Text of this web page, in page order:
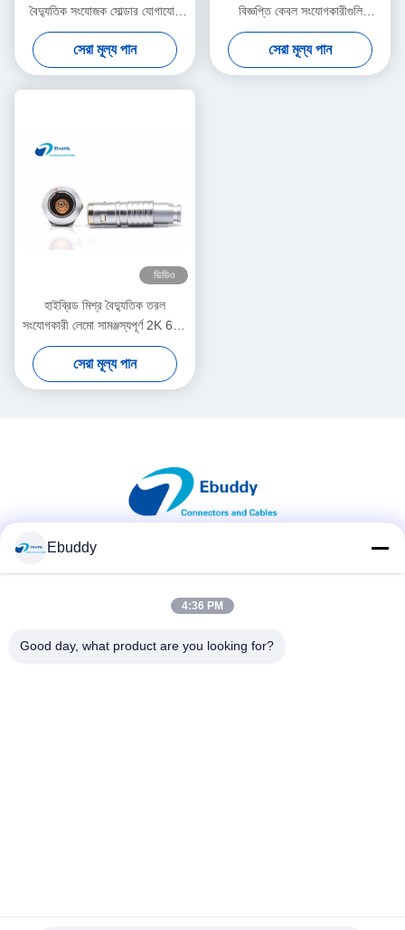
বৈদ্যুতিক সংযোজক সোল্ডার যোগাযোগ
XC22T14KH ডাব্লু
সেরা মূল্য পান
বিজ্ঞপ্তি কেবল সংযোগকারীগুলি
XC14Y2ZH লেমো ডাস্ট ক্যাপ
সেরা মূল্য পান
ভিডিও
হাইব্রিড মিশ্র বৈদ্যুতিক তরল
সংযোগকারী লেমো সামঞ্জস্যপূর্ণ 2K 6+1
পিন পুরুষ এবং মহিলা সংযোগকারী
সেরা মূল্য পান
দ্রুত যোগাযোগ
Ebuddy
4:36 PM
Good day, what product are you looking for?